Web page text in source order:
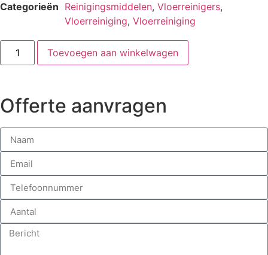
Categorieën Reinigingsmiddelen, Vloerreinigers,
Vloerreiniging, Vloerreiniging
Toevoegen aan winkelwagen
Offerte aanvragen